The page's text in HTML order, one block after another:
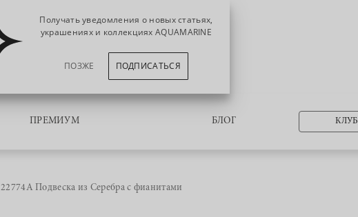
ПРЕМИУМ БЛОГ КЛУБ
22774А Подвеска из Серебра с фианитами
Получать уведомления о новых статьях,
украшениях и коллекциях AQUAMARINE
ПОЗЖЕ ПОДПИСАТЬСЯ